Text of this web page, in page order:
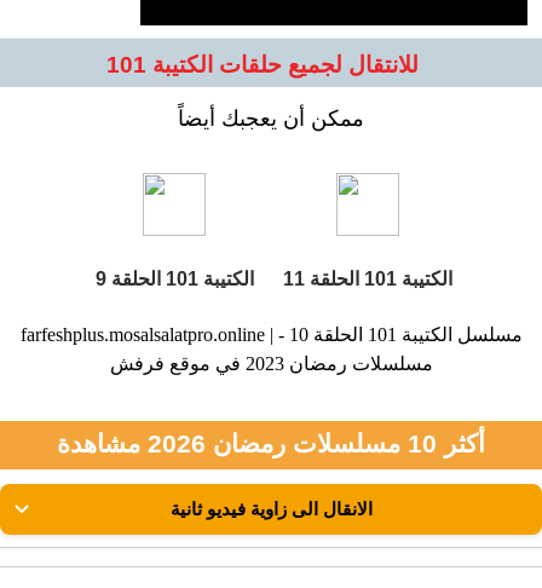
للانتقال لجميع حلقات الكتيبة 101
ممكن أن يعجبك أيضاً
الكتيبة 101 الحلقة 11 الكتيبة 101 الحلقة 9
farfeshplus.mosalsalatpro.online | مسلسل الكتيبة 101 الحلقة 10 -
مسلسلات رمضان 2023 في موقع فرفش
أكثر 10 مسلسلات رمضان 2026 مشاهدة